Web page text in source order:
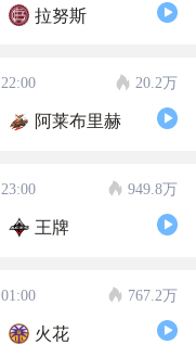
拉努斯
22:00 20.2万
阿莱布里赫
23:00 949.8万
王牌
01:00 767.2万
火花